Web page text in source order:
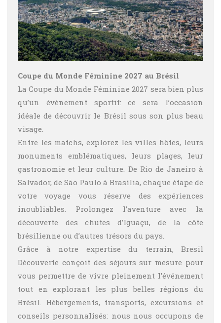
Coupe du Monde Féminine 2027 au Brésil
La Coupe du Monde Féminine 2027 sera bien plus
qu’un événement sportif: ce sera l’occasion
idéale de découvrir le Brésil sous son plus beau
visage.
Entre les matchs, explorez les villes hôtes, leurs
monuments emblématiques, leurs plages, leur
gastronomie et leur culture. De Rio de Janeiro à
Salvador, de São Paulo à Brasília, chaque étape de
votre voyage vous réserve des expériences
inoubliables. Prolongez l’aventure avec la
découverte des chutes d’Iguaçu, de la côte
brésilienne ou d’autres trésors du pays.
Grâce à notre expertise du terrain, Bresil
Découverte conçoit des séjours sur mesure pour
vous permettre de vivre pleinement l’événement
tout en explorant les plus belles régions du
Brésil. Hébergements, transports, excursions et
conseils personnalisés: nous nous occupons de